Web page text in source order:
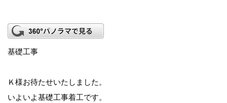
基礎工事
Ｋ様お待たせいたしました。
いよいよ基礎工事着工です。